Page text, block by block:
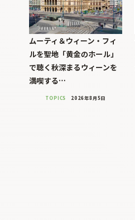
ムーティ＆ウィーン・フィ
ルを聖地「黄金のホール」
で聴く秋深まるウィーンを
満喫する…
TOPICS 2026年8月5日